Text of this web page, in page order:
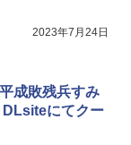
2023年7月24日
成敗残兵すみ
DLsiteにてクー